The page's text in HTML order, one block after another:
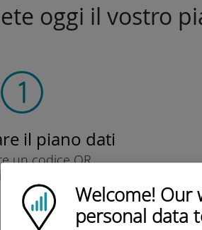
Ubigi logo
Welcome! Our
personal data
oggi il vostro
il piano dati
un codice QR
e-mail.
Veloce!